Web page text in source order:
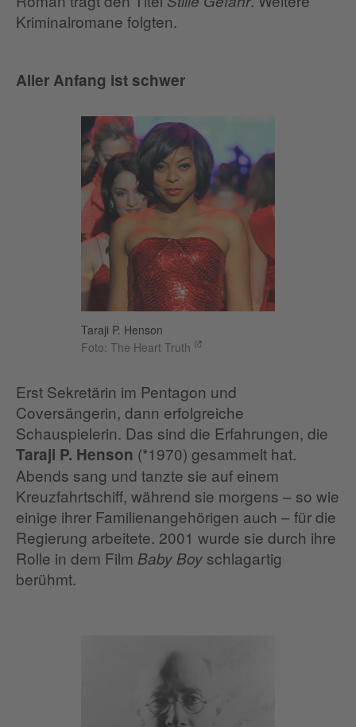
Kriminalromane folgten.
Aller Anfang ist schwer
Taraji P. Henson
Foto: The Heart Truth
Erst Sekretärin im Pentagon und
Coversängerin, dann erfolgreiche
Schauspielerin. Das sind die Erfahrungen, die
Taraji P. Henson (*1970) gesammelt hat.
Abends sang und tanzte sie auf einem
Kreuzfahrtschiff, während sie morgens – so wie
einige ihrer Familienangehörigen auch – für die
Regierung arbeitete. 2001 wurde sie durch ihre
Rolle in dem Film Baby Boy schlagartig
berühmt.